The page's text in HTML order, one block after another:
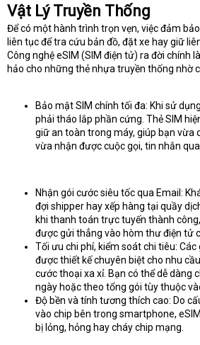
Vật Lý Truyền Thống
Để có một hành trình trọn vẹn, việc đảm
liên tục để tra cứu bản đồ, đặt xe hay giữ
Công nghệ eSIM (SIM điện tử) ra đời chính
hảo cho những thẻ nhựa truyền thống nhờ
Bảo mật SIM chính tối đa: Khi sử
phải tháo lắp phần cứng. Thẻ SIM
giữ an toàn trong máy, giúp bạn vừa
vừa nhận được cuộc gọi, tin nhắn
Nhận gói cước siêu tốc qua Email:
đợi shipper hay xếp hàng tại quầy
khi thanh toán trực tuyến thành
được gửi thẳng vào hòm thư điện tử
Tối ưu chi phí, kiểm soát chi tiêu:
được thiết kế chuyên biệt cho nhu
cước thoại xa xỉ. Bạn có thể dễ dàng
ngày hoặc theo tổng gói tùy thuộc
Độ bền và tính tương thích cao: Do
vào chip bên trong smartphone,
bị lỏng, hỏng hay cháy chip mạng.